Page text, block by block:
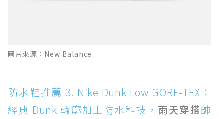
圖片來源：New Balance
防水鞋推薦 3. Nike Dunk Low GORE-TEX：
經典 Dunk 輪廓加上防水科技， 雨天穿搭帥